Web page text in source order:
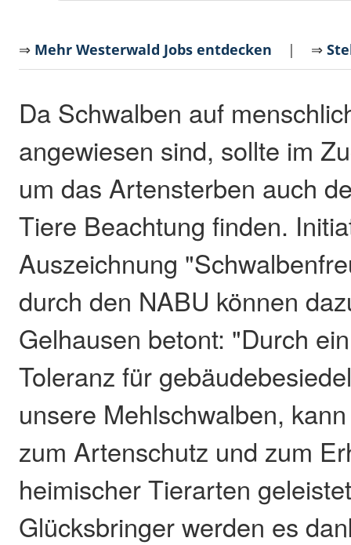
⇒ Mehr Westerwald Jobs entdecken | ⇒
Da Schwalben auf
angewiesen sind, sollte im
um das Artensterben auch
Tiere Beachtung finden.
Auszeichnung
durch den NABU können
Gelhausen betont: "Durch
Toleranz für
unsere Mehlschwalben,
zum Artenschutz und zum
heimischer Tierarten
Glücksbringer werden es